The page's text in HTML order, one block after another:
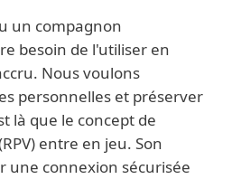
un compagnon
besoin de l'utiliser en
Nous voulons
personnelles et préserver
là que le concept de
entre en jeu. Son
une connexion sécurisée